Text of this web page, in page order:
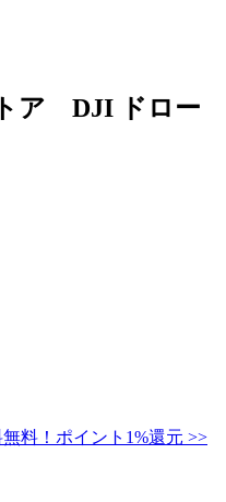
ア DJI ドロー
料！ポイント1%還元 >>